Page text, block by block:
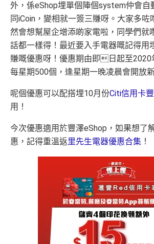
外，係eShop埋單個陣個system仲會自
同iCoin，變相就一簽三賺呀。大家多咗
然會想幫屋企增添啲家電啦，同學們就
話都一樣得！最近要入手電器嘅記得用
賺嘅優惠呀！優惠期由即日起至2020
每星期500個，逢星期一晚凌晨會開放
呢個優惠可以配搭埋10月份Citi信用卡
用！
今次優惠適用於豐澤eShop，如果想了
惠，記得重溫返里先生電器優惠合集 ！